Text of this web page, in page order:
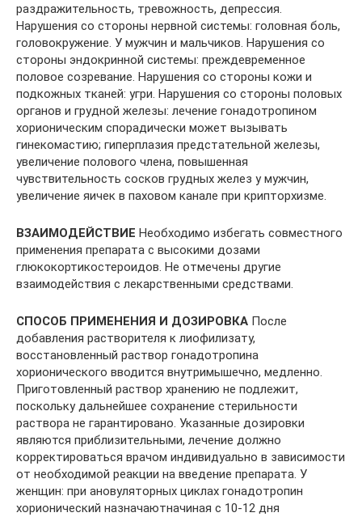
раздражительность, тревожность, депрессия.
Нарушения со стороны нервной системы: головная боль,
головокружение. У мужчин и мальчиков. Нарушения со
стороны эндокринной системы: преждевременное
половое созревание. Нарушения со стороны кожи и
подкожных тканей: угри. Нарушения со стороны половых
органов и грудной железы: лечение гонадотропином
хорионическим спорадически может вызывать
гинекомастию; гиперплазия предстательной железы,
увеличение полового члена, повышенная
чувствительность сосков грудных желез у мужчин,
увеличение яичек в паховом канале при крипторхизме.
ВЗАИМОДЕЙСТВИЕ Необходимо избегать совместного
применения препарата с высокими дозами
глюкокортикостероидов. Не отмечены другие
взаимодействия с лекарственными средствами.
СПОСОБ ПРИМЕНЕНИЯ И ДОЗИРОВКА После
добавления растворителя к лиофилизату,
восстановленный раствор гонадотропина
хорионического вводится внутримышечно, медленно.
Приготовленный раствор хранению не подлежит,
поскольку дальнейшее сохранение стерильности
раствора не гарантировано. Указанные дозировки
являются приблизительными, лечение должно
корректироваться врачом индивидуально в зависимости
от необходимой реакции на введение препарата. У
женщин: при ановуляторных циклах гонадотропин
хорионический назначаютначиная с 10-12 дня